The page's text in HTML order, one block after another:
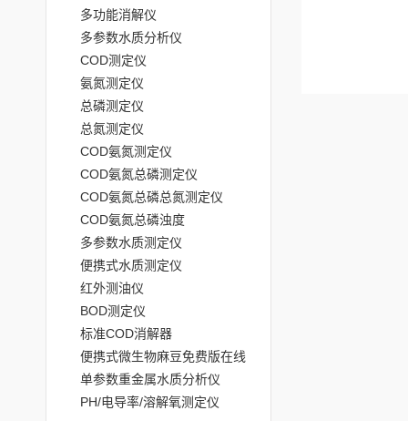
多功能消解仪
多参数水质分析仪
COD测定仪
氨氮测定仪
总磷测定仪
总氮测定仪
COD氨氮测定仪
COD氨氮总磷测定仪
COD氨氮总磷总氮测定仪
COD氨氮总磷浊度
多参数水质测定仪
便携式水质测定仪
红外测油仪
BOD测定仪
标准COD消解器
便携式微生物麻豆免费版在线
观看
单参数重金属水质分析仪
PH/电导率/溶解氧测定仪